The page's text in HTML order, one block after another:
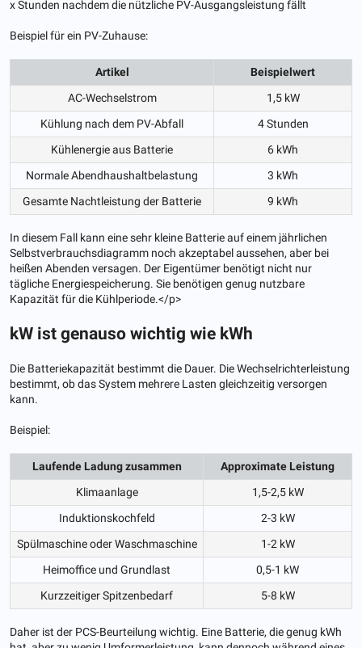
x Stunden nachdem die nützliche PV-Ausgangsleistung fällt
Beispiel für ein PV-Zuhause:
Artikel
Beispielwert
AC-Wechselstrom
1,5 kW
Kühlung nach dem PV-Abfall
4 Stunden
Kühlenergie aus Batterie
6 kWh
Normale Abendhaushaltbelastung
3 kWh
Gesamte Nachtleistung der Batterie
9 kWh
In diesem Fall kann eine sehr kleine Batterie auf einem jährlichen
Selbstverbrauchsdiagramm noch akzeptabel aussehen, aber bei
heißen Abenden versagen. Der Eigentümer benötigt nicht nur
tägliche Energiespeicherung. Sie benötigen genug nutzbare
Kapazität für die Kühlperiode.</p>
kW ist genauso wichtig wie kWh
Die Batteriekapazität bestimmt die Dauer. Die Wechselrichterleistung
bestimmt, ob das System mehrere Lasten gleichzeitig versorgen
kann.
Beispiel:
Laufende Ladung zusammen
Approximate Leistung
Klimaanlage
1,5-2,5 kW
Induktionskochfeld
2-3 kW
Spülmaschine oder Waschmaschine
1-2 kW
Heimoffice und Grundlast
0,5-1 kW
Kurzzeitiger Spitzenbedarf
5-8 kW
Daher ist der PCS-Beurteilung wichtig. Eine Batterie, die genug kWh